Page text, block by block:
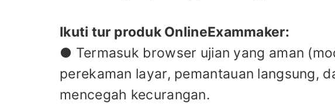
Ikuti tur produk OnlineExammaker:
● Termasuk browser ujian yang aman
perekaman layar, pemantauan langsung,
mencegah kecurangan.